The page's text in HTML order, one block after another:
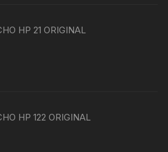
HP 21 ORIGINAL
HP 122 ORIGINAL